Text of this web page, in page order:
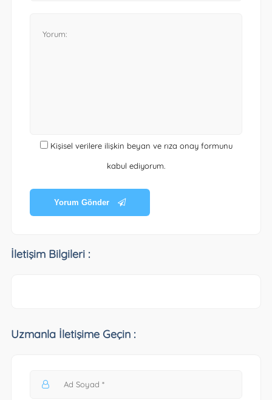
Kişisel verilere ilişkin beyan ve rıza onay formunu
kabul ediyorum.
Yorum Gönder
İletişim Bilgileri :
Uzmanla İletişime Geçin :